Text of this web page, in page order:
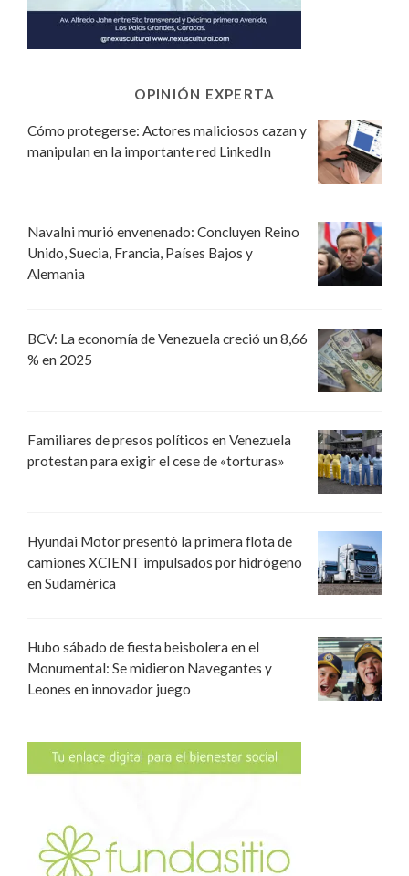
OPINIÓN EXPERTA
Cómo protegerse: Actores maliciosos cazan y
manipulan en la importante red LinkedIn
Navalni murió envenenado: Concluyen Reino
Unido, Suecia, Francia, Países Bajos y
Alemania
BCV: La economía de Venezuela creció un 8,66
% en 2025
Familiares de presos políticos en Venezuela
protestan para exigir el cese de «torturas»
Hyundai Motor presentó la primera flota de
camiones XCIENT impulsados por hidrógeno
en Sudamérica
Hubo sábado de fiesta beisbolera en el
Monumental: Se midieron Navegantes y
Leones en innovador juego